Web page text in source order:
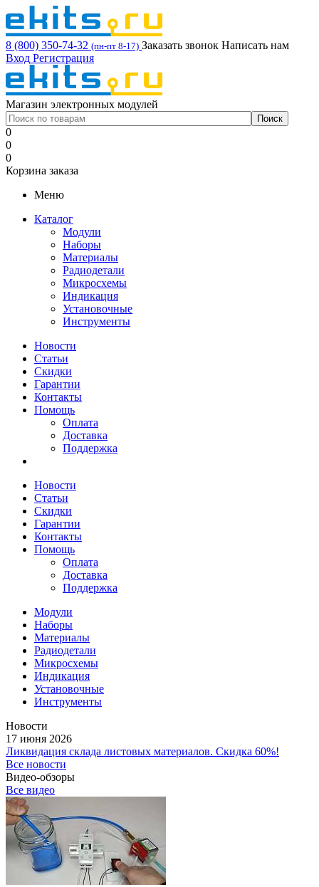
8 (800) 350-74-32 (пн-пт 8-17) Заказать звонок Написать нам
Вход Регистрация
Магазин электронных модулей
0
0
0
Корзина заказа
Меню
Каталог
Модули
Наборы
Материалы
Радиодетали
Микросхемы
Индикация
Установочные
Инструменты
Новости
Статьи
Скидки
Гарантии
Контакты
Помощь
Оплата
Доставка
Поддержка
Новости
Статьи
Скидки
Гарантии
Контакты
Помощь
Оплата
Доставка
Поддержка
Модули
Наборы
Материалы
Радиодетали
Микросхемы
Индикация
Установочные
Инструменты
Новости
17 июня 2026
Ликвидация склада листовых материалов. Скидка 60%!
Все новости
Видео-обзоры
Все видео